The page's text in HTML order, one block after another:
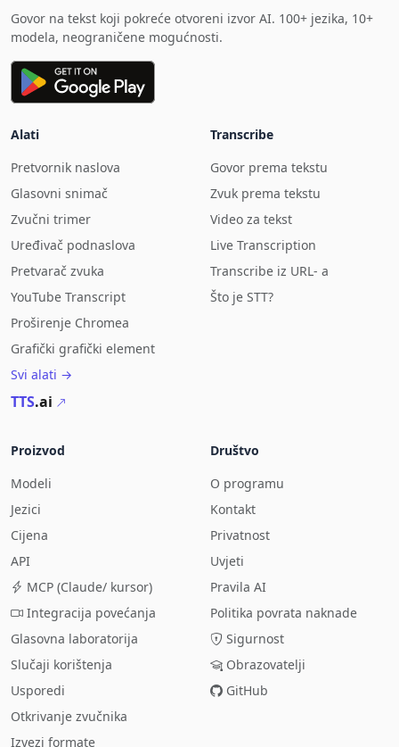
Govor na tekst koji pokreće otvoreni izvor AI. 100+ jezika, 10+
modela, neograničene mogućnosti.
Alati
Pretvornik naslova
Glasovni snimač
Zvučni trimer
Uređivač podnaslova
Pretvarač zvuka
YouTube Transcript
Proširenje Chromea
Grafički grafički element
Svi alati →
TTS.ai
Transcribe
Govor prema tekstu
Zvuk prema tekstu
Video za tekst
Live Transcription
Transcribe iz URL- a
Što je STT?
Proizvod
Modeli
Jezici
Cijena
API
MCP (Claude/ kursor)
Integracija povećanja
Glasovna laboratorija
Slučaji korištenja
Usporedi
Otkrivanje zvučnika
Izvezi formate
Društvo
O programu
Kontakt
Privatnost
Uvjeti
Pravila AI
Politika povrata naknade
Sigurnost
Obrazovatelji
GitHub